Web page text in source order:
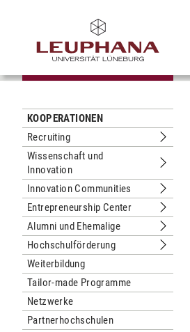
KOOPERATIONEN
Recruiting
Wissenschaft und
Innovation
Innovation Communities
Entrepreneurship Center
Alumni und Ehemalige
Hochschulförderung
Weiterbildung
Tailor-made Programme
Netzwerke
Partnerhochschulen